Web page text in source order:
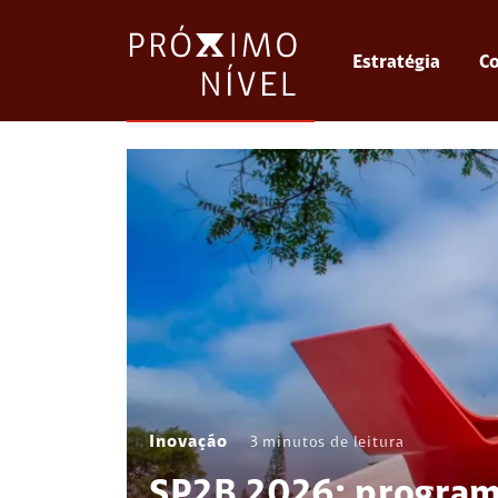
Estratégia
Inovação 3 minutos de leitura